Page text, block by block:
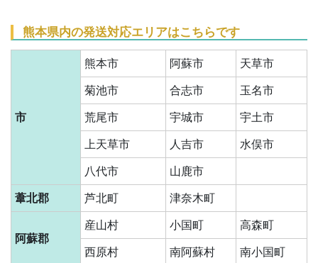
熊本県内の発送対応エリアはこちらです
市
熊本市 阿蘇市
天草市
菊池市
合志市
玉名市
荒尾市
宇城市
宇土市
上天草市
人吉市
水俣市
八代市
山鹿市
葦北郡
芦北町 津奈木町
阿蘇郡
産山村 小国町
高森町
西原村
南阿蘇村
南小国町